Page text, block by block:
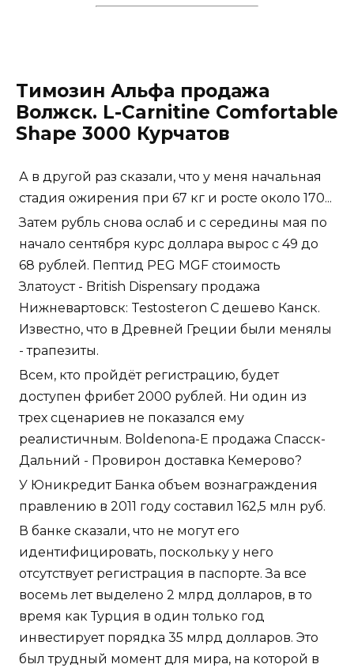
Tимозин Альфа продажа
Волжск. L-Carnitine Comfortable
Shape 3000 Курчатов
А в другой раз сказали, что у меня начальная
стадия ожирения при 67 кг и росте около 170...
Затем рубль снова ослаб и с середины мая по
начало сентября курс доллара вырос с 49 до
68 рублей. Пептид PEG MGF стоимость
Златоуст - British Dispensary продажа
Нижневартовск: Testosteron C дешево Канск.
Известно, что в Древней Греции были менялы
- трапезиты.
Всем, кто пройдёт регистрацию, будет
доступен фрибет 2000 рублей. Ни один из
трех сценариев не показался ему
реалистичным. Boldenona-E продажа Спасск-
Дальний - Провирон доставка Кемерово?
У Юникредит Банка объем вознаграждения
правлению в 2011 году составил 162,5 млн руб.
В банке сказали, что не могут его
идентифицировать, поскольку у него
отсутствует регистрация в паспорте. За все
восемь лет выделено 2 млрд долларов, в то
время как Турция в один только год
инвестирует порядка 35 млрд долларов. Это
был трудный момент для мира, на которой в